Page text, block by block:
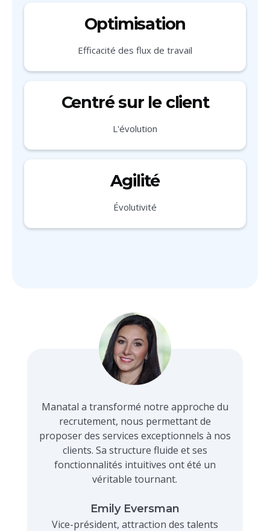
Optimisation
Efficacité des flux de travail
Centré sur le client
L'évolution
Agilité
Évolutivité
Manatal a transformé notre approche du
recrutement, nous permettant de
proposer des services exceptionnels à nos
clients. Sa structure fluide et ses
fonctionnalités intuitives ont été un
véritable tournant.
Emily Eversman
Vice-président, attraction des talents